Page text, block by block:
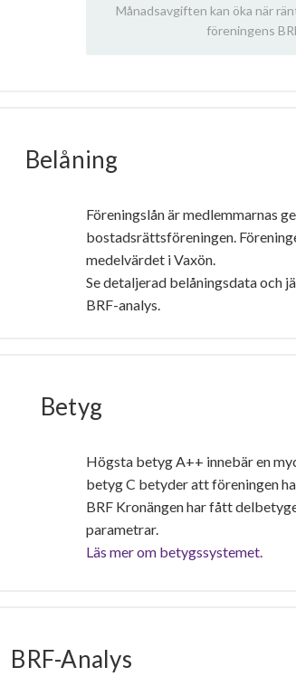
Månadsavgiften kan öka när
föreningens
Belåning
Föreningslån är medlemmarnas
bostadsrättsföreningen.
medelvärdet i Vaxön.
Se detaljerad belåningsdata och
BRF-analys.
Betyg
Högsta betyg A++ innebär en
betyg C betyder att föreningen
BRF Kronängen har fått
parametrar.
Läs mer om betygssystemet.
BRF-Analys